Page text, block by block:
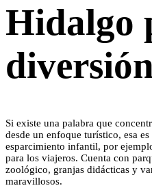
Hidalgo
Si existe una palabra que
desde un enfoque turístico, esa
esparcimiento infantil, por
para los viajeros. Cuenta con
zoológico, granjas didácticas y
maravillosos.